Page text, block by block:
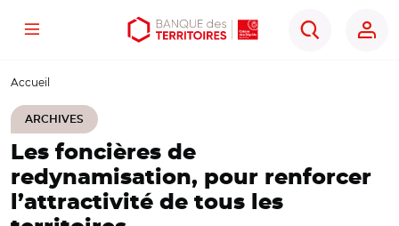
Aller
contenu
Aller
menu
Ouvrir
outils
Menu
Rechercher
Accueil
ARCHIVES
Les foncières de
redynamisation, pour renforcer
l’attractivité de tous les